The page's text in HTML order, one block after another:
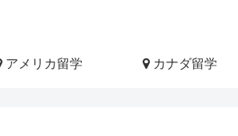
アメリカ留学 カナダ留学